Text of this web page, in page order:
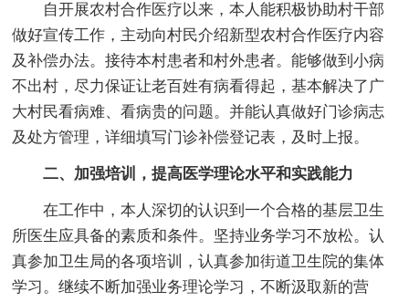
自开展农村合作医疗以来，本人能积极协助村干部
做好宣传工作，主动向村民介绍新型农村合作医疗内容
及补偿办法。接待本村患者和村外患者。能够做到小病
不出村，尽力保证让老百姓有病看得起，基本解决了广
大村民看病难、看病贵的问题。并能认真做好门诊病志
及处方管理，详细填写门诊补偿登记表，及时上报。
二、加强培训，提高医学理论水平和实践能力
在工作中，本人深切的认识到一个合格的基层卫生
所医生应具备的素质和条件。坚持业务学习不放松。认
真参加卫生局的各项培训，认真参加街道卫生院的集体
学习。继续不断加强业务理论学习，不断汲取新的营